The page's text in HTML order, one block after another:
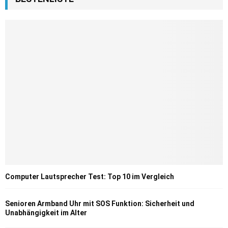
Computer Lautsprecher Test: Top 10 im Vergleich
Senioren Armband Uhr mit SOS Funktion: Sicherheit und
Unabhängigkeit im Alter